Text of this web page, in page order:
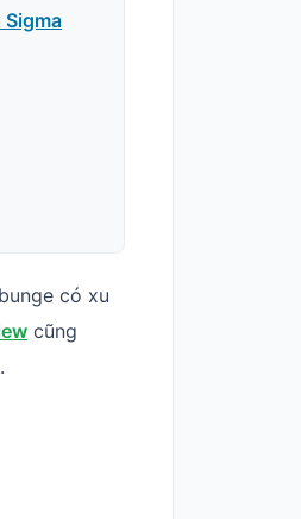
có xu
cũng